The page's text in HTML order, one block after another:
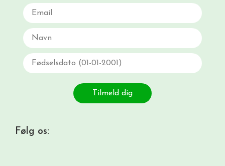
Email
Navn
Fødselsdato
Tilmeld dig
Følg os: